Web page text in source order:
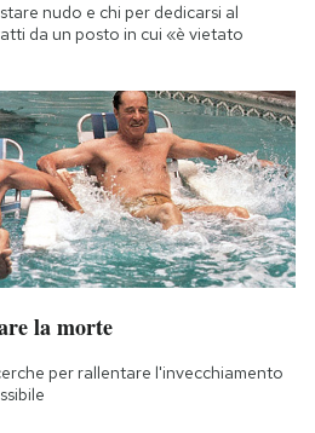
nudo e chi per dedicarsi al
da un posto in cui «è vietato
la morte
per rallentare l'invecchiamento